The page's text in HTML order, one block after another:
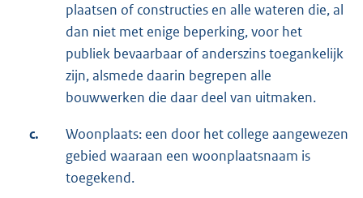
plaatsen of constructies en alle wateren die, al
dan niet met enige beperking, voor het
publiek bevaarbaar of anderszins toegankelijk
zijn, alsmede daarin begrepen alle
bouwwerken die daar deel van uitmaken.
c.
Woonplaats: een door het college aangewezen
gebied waaraan een woonplaatsnaam is
toegekend.